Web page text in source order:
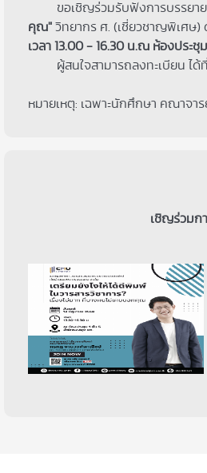
ขอเชิญร่วมรับฟังการบรรยายเ
คุณ" วิทยากร ศ. (เชี่ยวชาญพิเศษ
เวลา 13.00 - 16.30 น.ณ ห้องประ
ผู้สนใจสามารถลงทะเบียน ได้ที่
หมายเหตุ: เฉพาะนักศึกษา คณาจาร
เชิญร่วมก